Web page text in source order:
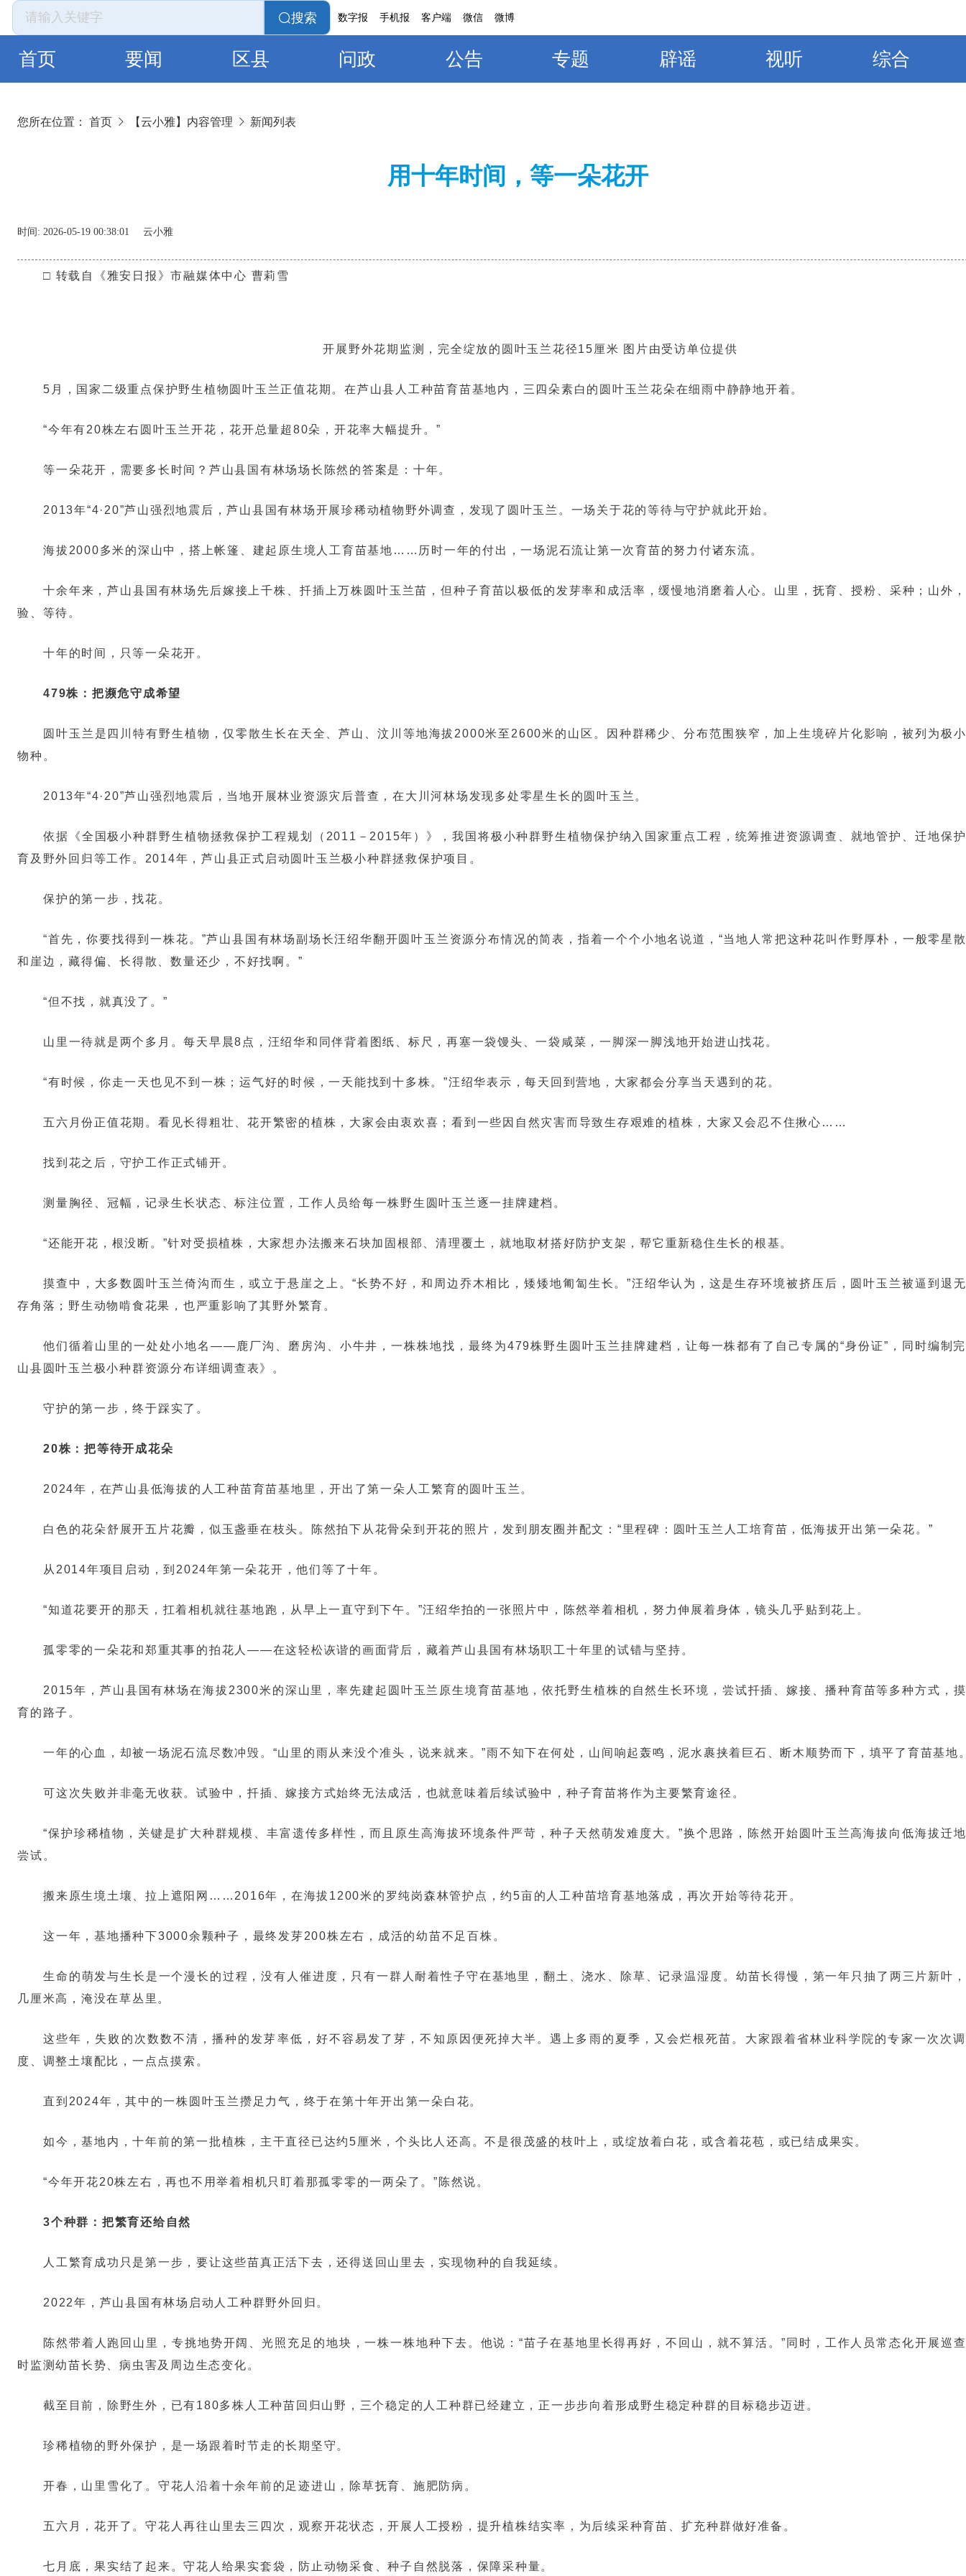
搜索 数字报 手机报 客户端 微信 微博
首页 要闻 区县 问政 公告 专题 辟谣 视听 综合
您所在位置： 首页 【云小雅】内容管理 新闻列表
用十年时间，等一朵花开
时间: 2026-05-19 00:38:01 云小雅
□ 转载自《雅安日报》市融媒体中心 曹莉雪
开展野外花期监测，完全绽放的圆叶玉兰花径15厘米 图片由受访单位提供
5月，国家二级重点保护野生植物圆叶玉兰正值花期。在芦山县人工种苗育苗基地内，三四朵素白的圆叶玉兰花朵在细雨中静静地开着。
“今年有20株左右圆叶玉兰开花，花开总量超80朵，开花率大幅提升。”
等一朵花开，需要多长时间？芦山县国有林场场长陈然的答案是：十年。
2013年“4·20”芦山强烈地震后，芦山县国有林场开展珍稀动植物野外调查，发现了圆叶玉兰。一场关于花的等待与守护就此开始。
海拔2000多米的深山中，搭上帐篷、建起原生境人工育苗基地……历时一年的付出，一场泥石流让第一次育苗的努力付诸东流。
十余年来，芦山县国有林场先后嫁接上千株、扦插上万株圆叶玉兰苗，但种子育苗以极低的发芽率和成活率，缓慢地消磨着人心。山里，抚育、授粉、采种；山外
验、等待。
十年的时间，只等一朵花开。
479株：把濒危守成希望
圆叶玉兰是四川特有野生植物，仅零散生长在天全、芦山、汶川等地海拔2000米至2600米的山区。因种群稀少、分布范围狭窄，加上生境碎片化影响，被列为极
物种。
2013年“4·20”芦山强烈地震后，当地开展林业资源灾后普查，在大川河林场发现多处零星生长的圆叶玉兰。
依据《全国极小种群野生植物拯救保护工程规划（2011－2015年）》，我国将极小种群野生植物保护纳入国家重点工程，统筹推进资源调查、就地管护、迁地保
育及野外回归等工作。2014年，芦山县正式启动圆叶玉兰极小种群拯救保护项目。
保护的第一步，找花。
“首先，你要找得到一株花。”芦山县国有林场副场长汪绍华翻开圆叶玉兰资源分布情况的简表，指着一个个小地名说道，“当地人常把这种花叫作野厚朴，一般零星
和崖边，藏得偏、长得散、数量还少，不好找啊。”
“但不找，就真没了。”
山里一待就是两个多月。每天早晨8点，汪绍华和同伴背着图纸、标尺，再塞一袋馒头、一袋咸菜，一脚深一脚浅地开始进山找花。
“有时候，你走一天也见不到一株；运气好的时候，一天能找到十多株。”汪绍华表示，每天回到营地，大家都会分享当天遇到的花。
五六月份正值花期。看见长得粗壮、花开繁密的植株，大家会由衷欢喜；看到一些因自然灾害而导致生存艰难的植株，大家又会忍不住揪心……
找到花之后，守护工作正式铺开。
测量胸径、冠幅，记录生长状态、标注位置，工作人员给每一株野生圆叶玉兰逐一挂牌建档。
“还能开花，根没断。”针对受损植株，大家想办法搬来石块加固根部、清理覆土，就地取材搭好防护支架，帮它重新稳住生长的根基。
摸查中，大多数圆叶玉兰倚沟而生，或立于悬崖之上。“长势不好，和周边乔木相比，矮矮地匍匐生长。”汪绍华认为，这是生存环境被挤压后，圆叶玉兰被逼到退
存角落；野生动物啃食花果，也严重影响了其野外繁育。
他们循着山里的一处处小地名——鹿厂沟、磨房沟、小牛井，一株株地找，最终为479株野生圆叶玉兰挂牌建档，让每一株都有了自己专属的“身份证”，同时编制
山县圆叶玉兰极小种群资源分布详细调查表》。
守护的第一步，终于踩实了。
20株：把等待开成花朵
2024年，在芦山县低海拔的人工种苗育苗基地里，开出了第一朵人工繁育的圆叶玉兰。
白色的花朵舒展开五片花瓣，似玉盏垂在枝头。陈然拍下从花骨朵到开花的照片，发到朋友圈并配文：“里程碑：圆叶玉兰人工培育苗，低海拔开出第一朵花。”
从2014年项目启动，到2024年第一朵花开，他们等了十年。
“知道花要开的那天，扛着相机就往基地跑，从早上一直守到下午。”汪绍华拍的一张照片中，陈然举着相机，努力伸展着身体，镜头几乎贴到花上。
孤零零的一朵花和郑重其事的拍花人——在这轻松诙谐的画面背后，藏着芦山县国有林场职工十年里的试错与坚持。
2015年，芦山县国有林场在海拔2300米的深山里，率先建起圆叶玉兰原生境育苗基地，依托野生植株的自然生长环境，尝试扦插、嫁接、播种育苗等多种方式，
育的路子。
一年的心血，却被一场泥石流尽数冲毁。“山里的雨从来没个准头，说来就来。”雨不知下在何处，山间响起轰鸣，泥水裹挟着巨石、断木顺势而下，填平了育苗基地
可这次失败并非毫无收获。试验中，扦插、嫁接方式始终无法成活，也就意味着后续试验中，种子育苗将作为主要繁育途径。
“保护珍稀植物，关键是扩大种群规模、丰富遗传多样性，而且原生高海拔环境条件严苛，种子天然萌发难度大。”换个思路，陈然开始圆叶玉兰高海拔向低海拔迁
尝试。
搬来原生境土壤、拉上遮阳网……2016年，在海拔1200米的罗纯岗森林管护点，约5亩的人工种苗培育基地落成，再次开始等待花开。
这一年，基地播种下3000余颗种子，最终发芽200株左右，成活的幼苗不足百株。
生命的萌发与生长是一个漫长的过程，没有人催进度，只有一群人耐着性子守在基地里，翻土、浇水、除草、记录温湿度。幼苗长得慢，第一年只抽了两三片新叶
几厘米高，淹没在草丛里。
这些年，失败的次数数不清，播种的发芽率低，好不容易发了芽，不知原因便死掉大半。遇上多雨的夏季，又会烂根死苗。大家跟着省林业科学院的专家一次次
度、调整土壤配比，一点点摸索。
直到2024年，其中的一株圆叶玉兰攒足力气，终于在第十年开出第一朵白花。
如今，基地内，十年前的第一批植株，主干直径已达约5厘米，个头比人还高。不是很茂盛的枝叶上，或绽放着白花，或含着花苞，或已结成果实。
“今年开花20株左右，再也不用举着相机只盯着那孤零零的一两朵了。”陈然说。
3个种群：把繁育还给自然
人工繁育成功只是第一步，要让这些苗真正活下去，还得送回山里去，实现物种的自我延续。
2022年，芦山县国有林场启动人工种群野外回归。
陈然带着人跑回山里，专挑地势开阔、光照充足的地块，一株一株地种下去。他说：“苗子在基地里长得再好，不回山，就不算活。”同时，工作人员常态化开展巡
时监测幼苗长势、病虫害及周边生态变化。
截至目前，除野生外，已有180多株人工种苗回归山野，三个稳定的人工种群已经建立，正一步步向着形成野生稳定种群的目标稳步迈进。
珍稀植物的野外保护，是一场跟着时节走的长期坚守。
开春，山里雪化了。守花人沿着十余年前的足迹进山，除草抚育、施肥防病。
五六月，花开了。守花人再往山里去三四次，观察开花状态，开展人工授粉，提升植株结实率，为后续采种育苗、扩充种群做好准备。
七月底，果实结了起来。守花人给果实套袋，防止动物采食、种子自然脱落，保障采种量。